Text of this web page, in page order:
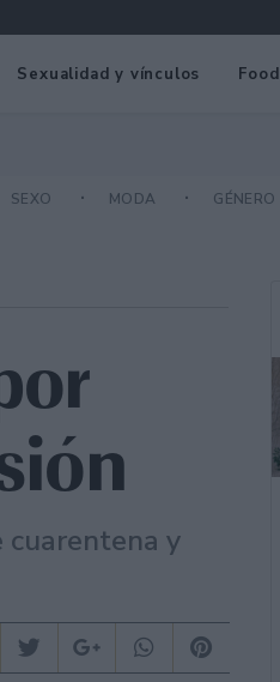
Sexualidad y vínculos Food
SEXO MODA GÉNERO
cuarentena y